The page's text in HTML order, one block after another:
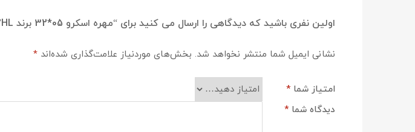
اولین نفری باشید که دیدگاهی را ارسال می کنید برای “مهره اسکرو 05*32 برند HL”
نشانی ایمیل شما منتشر نخواهد شد. بخش‌های موردنیاز علامت‌گذاری شده‌اند *
امتیاز شما*
دیدگاه شما*